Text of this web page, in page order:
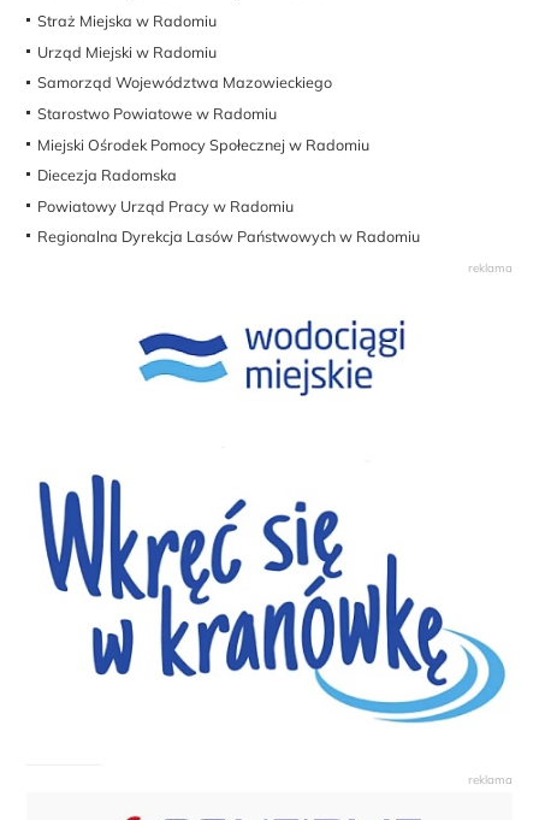
Straż Miejska w Radomiu
Urząd Miejski w Radomiu
Samorząd Województwa Mazowieckiego
Starostwo Powiatowe w Radomiu
Miejski Ośrodek Pomocy Społecznej w Radomiu
Diecezja Radomska
Powiatowy Urząd Pracy w Radomiu
Regionalna Dyrekcja Lasów Państwowych w Radomiu